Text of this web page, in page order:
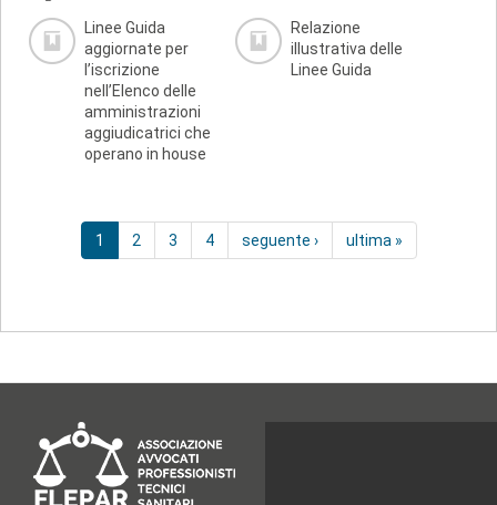
Linee Guida
aggiornate per
l’iscrizione
nell’Elenco delle
amministrazioni
aggiudicatrici che
operano in house
Relazione
illustrativa delle
Linee Guida
1 2 3 4 seguente › ultima »